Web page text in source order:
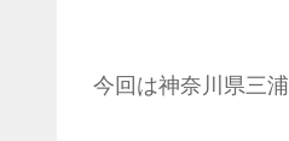
今回は神奈川県三